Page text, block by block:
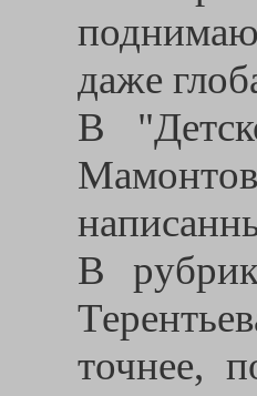
даже
В
В
точнее,